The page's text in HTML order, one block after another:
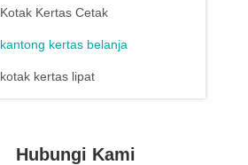
Kotak Kertas Cetak
kantong kertas belanja
kotak kertas lipat
Hubungi Kami